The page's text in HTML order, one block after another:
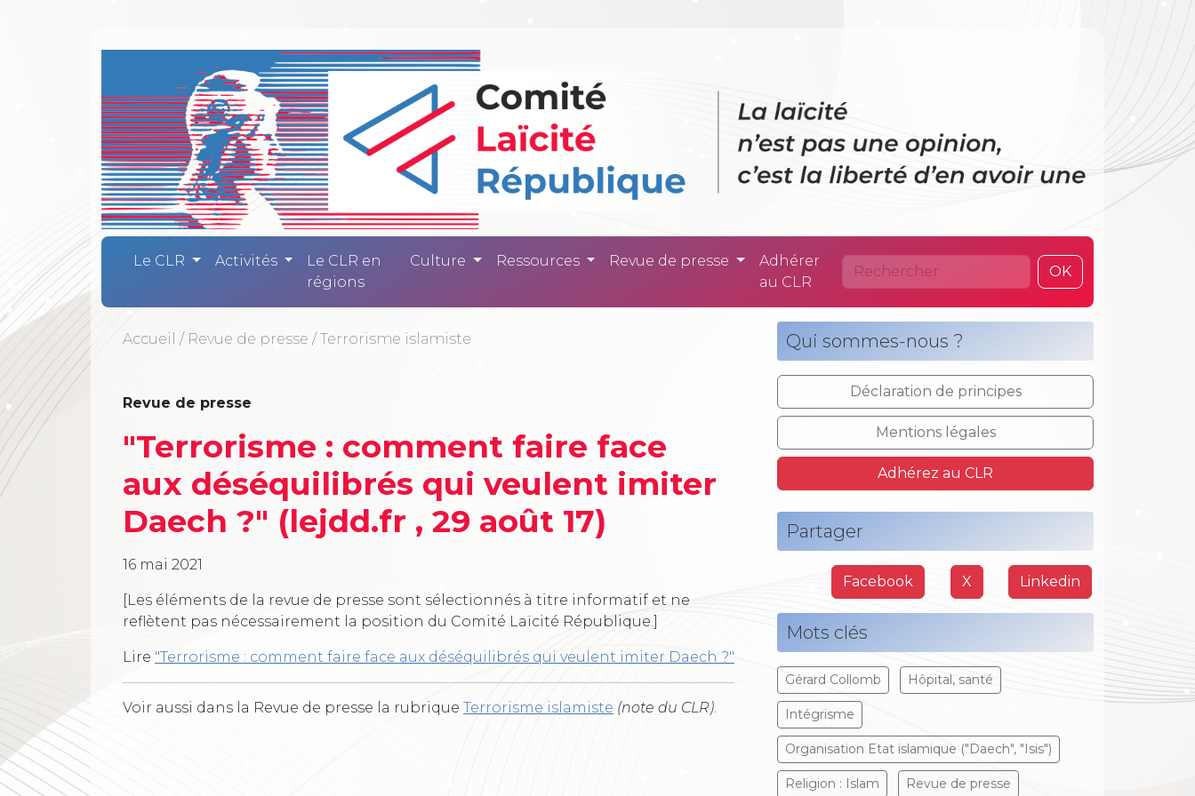
Comité Laïcité République - La laïcité
Le CLR Activités
Le CLR en
régions
Culture Ressources Revue de presse
Adhérer
au CLR
OK
Accueil / Revue de presse / Terrorisme islamiste
Revue de presse
"Terrorisme : comment faire face
aux déséquilibrés qui veulent imiter
Daech ?" (lejdd.fr , 29 août 17)
16 mai 2021
[Les éléments de la revue de presse sont sélectionnés à titre informatif et ne
reflètent pas nécessairement la position du Comité Laïcité République.]
Lire "Terrorisme : comment faire face aux déséquilibrés qui veulent imiter Daech ?"
Voir aussi dans la Revue de presse la rubrique Terrorisme islamiste (note du CLR).
Qui sommes-nous ?
Déclaration de principes
Mentions légales
Adhérez au CLR
Partager
Facebook X Linkedin
Mots clés
Gérard Collomb Hôpital, santé
Intégrisme
Organisation Etat islamique ("Daech", "Isis")
Religion : Islam Revue de presse